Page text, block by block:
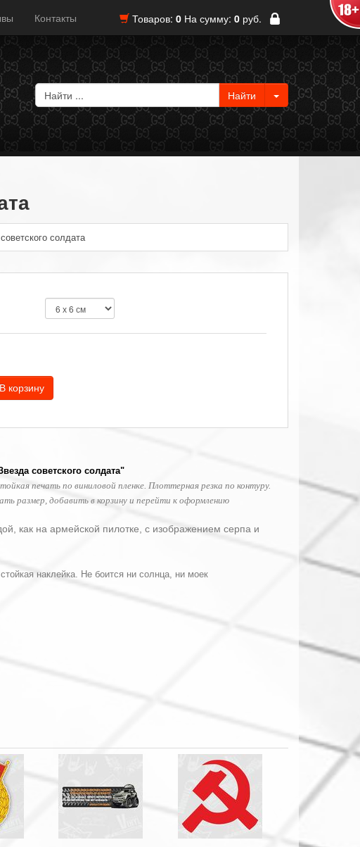
Товаров: 0 На сумму: 0 руб.
Контакты
солдата
корзину
советского солдата"
печать по виниловой пленке. Плоттерная резка по контуру.
размер, добавить в корзину и перейти к оформлению
как на армейской пилотке, с изображением серпа и
наклейка. Не боится ни солнца, ни моек